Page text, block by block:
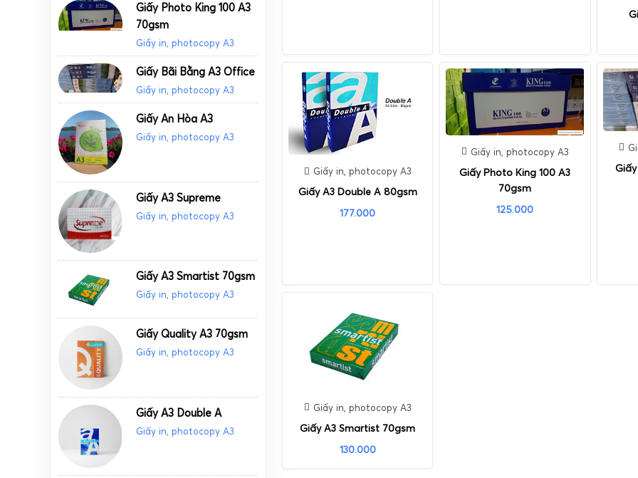
Giấy Photo King 100 A3
70gsm
Giấy in, photocopy A3
Giấy Bãi Bằng A3 Office
Giấy in, photocopy A3
Giấy An Hòa A3
Giấy in, photocopy A3
Giấy A3 Supreme
Giấy in, photocopy A3
Giấy A3 Smartist 70gsm
Giấy in, photocopy A3
Giấy Quality A3 70gsm
Giấy in, photocopy A3
Giấy A3 Double A
Giấy in, photocopy A3
Giấy in, photocopy A3
Giấy A3 Double A 80gsm
177.000
Giấy in, photocopy A3
Giấy Photo King 100 A3
70gsm
125.000
Giấy in, photocopy A3
Giấy A3 Smartist 70gsm
130.000